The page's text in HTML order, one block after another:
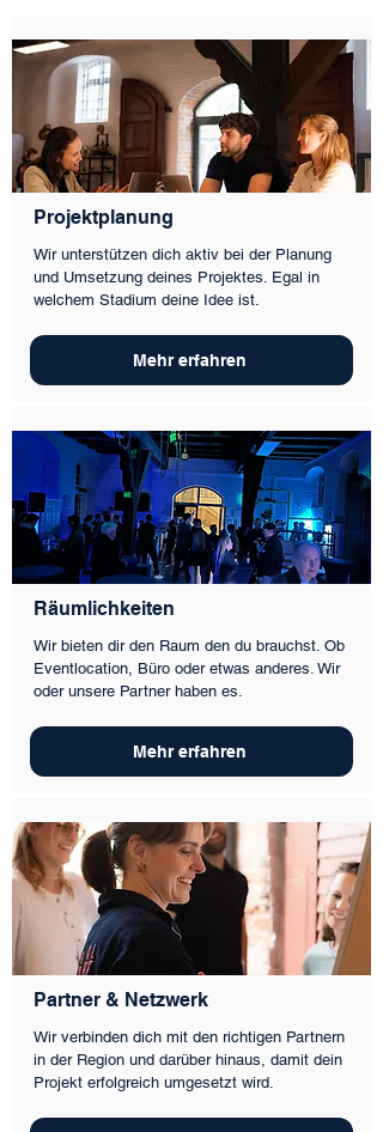
Projektplanung
Wir unterstützen dich aktiv bei der Planung
und Umsetzung deines Projektes. Egal in
welchem Stadium deine Idee ist.
Mehr erfahren
Räumlichkeiten
Wir bieten dir den Raum den du brauchst. Ob
Eventlocation, Büro oder etwas anderes. Wir
oder unsere Partner haben es.
Mehr erfahren
Partner & Netzwerk
Wir verbinden dich mit den richtigen Partnern
in der Region und darüber hinaus, damit dein
Projekt erfolgreich umgesetzt wird.